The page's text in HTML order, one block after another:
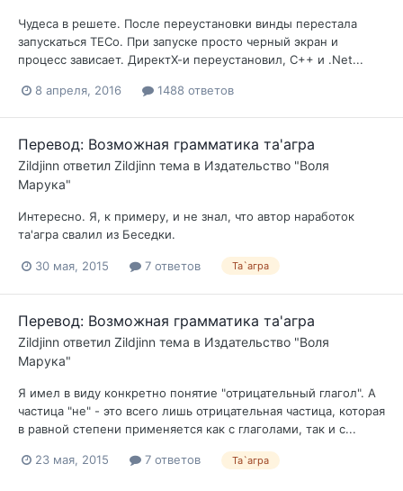
Чудеса в решете. После переустановки винды перестала
запускаться ТЕСо. При запуске просто черный экран и
процесс зависает. ДиректХ-и переустановил, С++ и .Net...
8 апреля, 2016 1488 ответов
Перевод: Возможная грамматика та'агра
Zildjinn ответил Zildjinn тема в Издательство "Воля
Марука"
Интересно. Я, к примеру, и не знал, что автор наработок
та'агра свалил из Беседки.
30 мая, 2015 7 ответов Та`агра
Перевод: Возможная грамматика та'агра
Zildjinn ответил Zildjinn тема в Издательство "Воля
Марука"
Я имел в виду конкретно понятие "отрицательный глагол". А
частица "не" - это всего лишь отрицательная частица, которая
в равной степени применяется как с глаголами, так и с...
23 мая, 2015 7 ответов Та`агра